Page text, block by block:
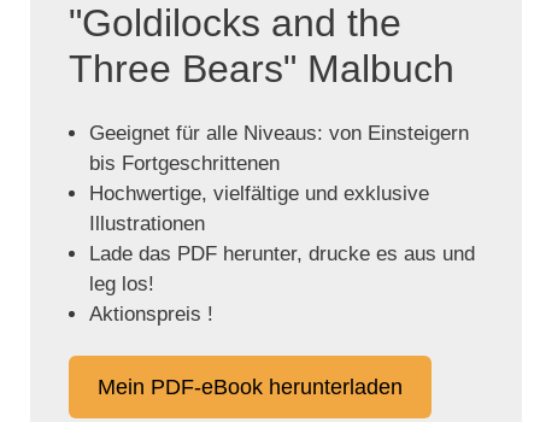
"Goldilocks and the
Three Bears" Malbuch
Geeignet für alle Niveaus: von Einsteigern
bis Fortgeschrittenen
Hochwertige, vielfältige und exklusive
Illustrationen
Lade das PDF herunter, drucke es aus und
leg los!
Aktionspreis !
Mein PDF-eBook herunterladen